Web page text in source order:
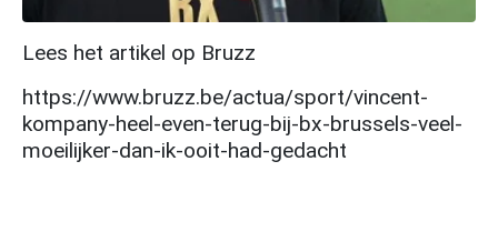
Lees het artikel op Bruzz
https://www.bruzz.be/actua/sport/vincent-
kompany-heel-even-terug-bij-bx-brussels-veel-
moeilijker-dan-ik-ooit-had-gedacht